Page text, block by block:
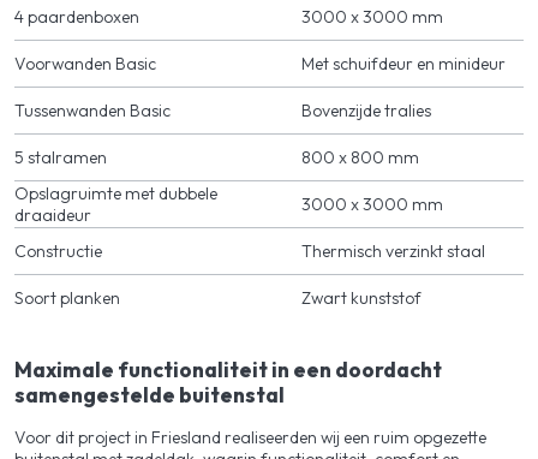
4 paardenboxen 3000 x 3000 mm
Voorwanden Basic Met schuifdeur en minideur
Tussenwanden Basic Bovenzijde tralies
5 stalramen
800 x 800 mm
Opslagruimte met dubbele
draaideur
3000 x 3000 mm
Constructie Thermisch verzinkt staal
Soort planken Zwart kunststof
Maximale functionaliteit in een doordacht
samengestelde buitenstal
Voor dit project in Friesland realiseerden wij een ruim opgezette